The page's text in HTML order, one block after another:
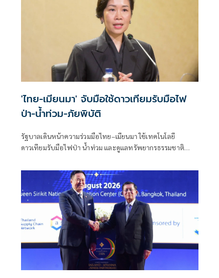
'ไทย-เมียนมา' จับมือใช้ดาวเทียมรับมือไฟ
ป่า-น้ำท่วม-ภัยพิบัติ
รัฐบาลเดินหน้าความร่วมมือไทย–เมียนมา ใช้เทคโนโลยี
ดาวเทียมรับมือไฟป่า น้ำท่วม และดูแลทรัพยากรธรรมชาติ